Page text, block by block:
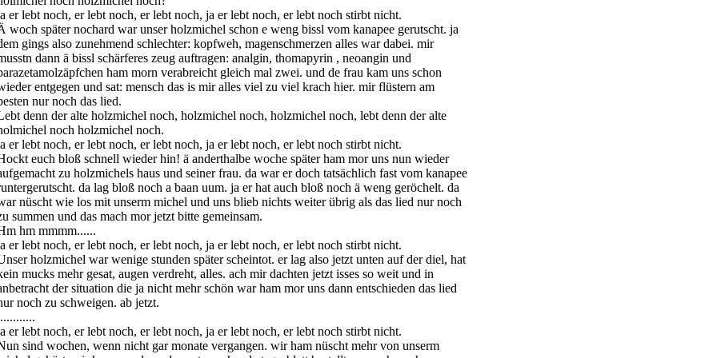
er lebt noch, er lebt noch, er lebt noch, ja er lebt noch, er lebt noch stirbt nicht.
woch später nochard war unser holzmichel schon e weng bissl vom kanapee gerutscht. ja
gings also zunehmend schlechter: kopfweh, magenschmerzen alles war dabei. mir
dann ä bissl schärferes zeug auftragen: analgin, thomapyrin , neoangin und
ham morn verabreicht gleich mal zwei. und de frau kam uns schon
entgegen und sat: mensch das is mir alles viel zu viel krach hier. mir flüstern am
nur noch das lied.
denn der alte holzmichel noch, holzmichel noch, holzmichel noch, lebt denn der alte
noch holzmichel noch.
er lebt noch, er lebt noch, er lebt noch, ja er lebt noch, er lebt noch stirbt nicht.
euch bloß schnell wieder hin! ä anderthalbe woche später ham mor uns nun wieder
zu holzmichels haus und seiner frau. da war er doch tatsächlich fast vom kanapee
da lag bloß noch a baan uum. ja er hat auch bloß noch ä weng geröchelt. da
nüscht wie los mit unserm michel und uns blieb nichts weiter übrig als das lied nur noch
summen und das mach mor jetzt bitte gemeinsam.
hm mmmm......
er lebt noch, er lebt noch, er lebt noch, ja er lebt noch, er lebt noch stirbt nicht.
holzmichel war wenige stunden später scheintot. er lag also jetzt unten auf der diel, hat
mucks mehr gesat, augen verdreht, alles. ach mir dachten jetzt isses so weit und in
der situation die ja nicht mehr schön war ham mor uns dann entschieden das lied
noch zu schweigen. ab jetzt.
er lebt noch, er lebt noch, er lebt noch, ja er lebt noch, er lebt noch stirbt nicht.
sind wochen, wenn nicht gar monate vergangen. wir ham nüscht mehr von unserm